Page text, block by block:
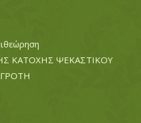
ΚΑΤΟΧΗΣ ΨΕΚΑΣΤΙΚΟΥ